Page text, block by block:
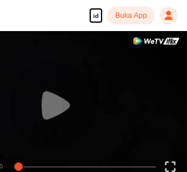
id Buka App
dengan kualitas tinggi dan lancar